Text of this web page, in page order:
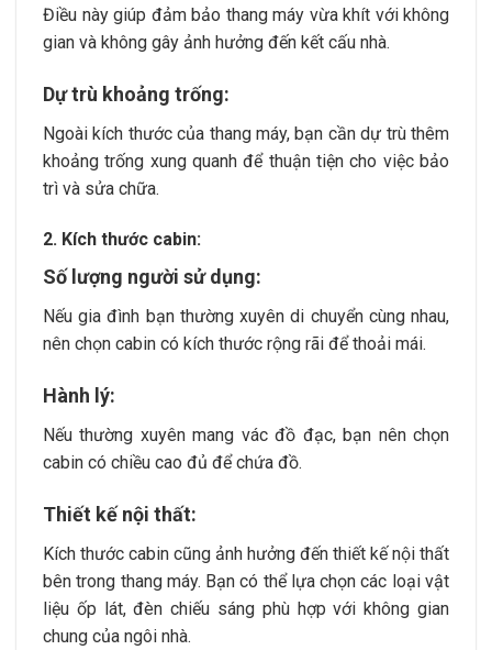
Điều này giúp đảm bảo thang máy vừa khít với không
gian và không gây ảnh hưởng đến kết cấu nhà.
Dự trù khoảng trống:
Ngoài kích thước của thang máy, bạn cần dự trù thêm
khoảng trống xung quanh để thuận tiện cho việc bảo
trì và sửa chữa.
2. Kích thước cabin:
Số lượng người sử dụng:
Nếu gia đình bạn thường xuyên di chuyển cùng nhau,
nên chọn cabin có kích thước rộng rãi để thoải mái.
Hành lý:
Nếu thường xuyên mang vác đồ đạc, bạn nên chọn
cabin có chiều cao đủ để chứa đồ.
Thiết kế nội thất:
Kích thước cabin cũng ảnh hưởng đến thiết kế nội thất
bên trong thang máy. Bạn có thể lựa chọn các loại vật
liệu ốp lát, đèn chiếu sáng phù hợp với không gian
chung của ngôi nhà.